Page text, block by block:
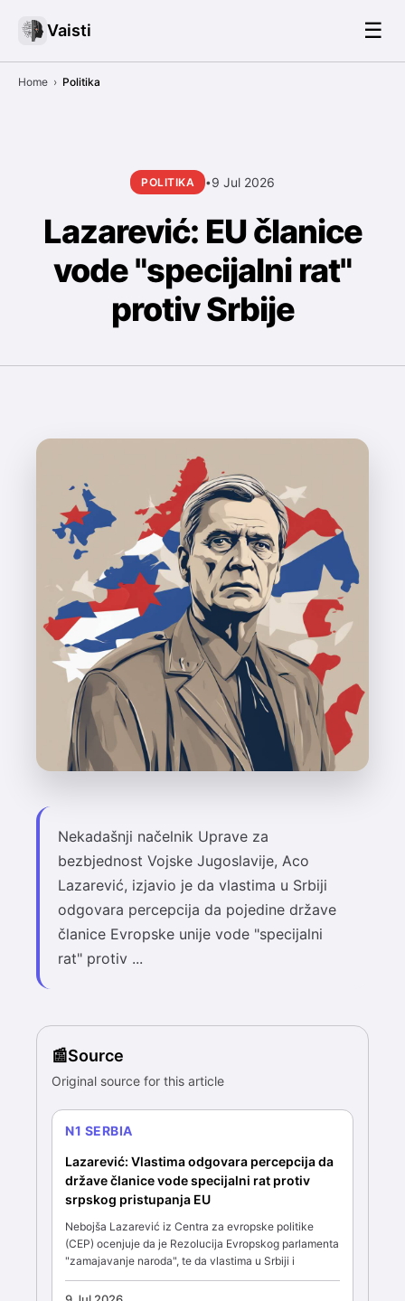
Vaisti ☰
Home › Politika
POLITIKA •9 Jul 2026
Lazarević: EU članice
vode "specijalni rat"
protiv Srbije
Nekadašnji načelnik Uprave za
bezbjednost Vojske Jugoslavije, Aco
Lazarević, izjavio je da vlastima u Srbiji
odgovara percepcija da pojedine države
članice Evropske unije vode "specijalni
rat" protiv ...
Source
Original source for this article
N1 SERBIA
Lazarević: Vlastima odgovara percepcija da
države članice vode specijalni rat protiv
srpskog pristupanja EU
Nebojša Lazarević iz Centra za evropske politike
(CEP) ocenjuje da je Rezolucija Evropskog parlamenta
"zamajavanje naroda", te da vlastima u Srbiji i